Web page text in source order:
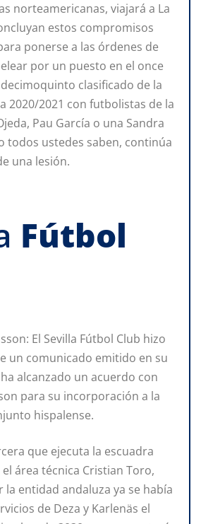
norteamericanas, viajará a La
estos compromisos
ponerse a las órdenes de
por un puesto en el once
clasificado de la
2020/2021 con futbolistas de la
Pau García o una Sandra
todos ustedes saben, continúa
una lesión.
Fútbol
El Sevilla Fútbol Club hizo
un comunicado emitido en su
alcanzado un acuerdo con
para su incorporación a la
hispalense.
que ejecuta la escuadra
área técnica Cristian Toro,
la entidad andaluza ya se había
de Deza y Karlenäs el